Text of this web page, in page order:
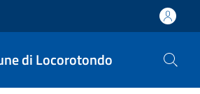
di Locorotondo